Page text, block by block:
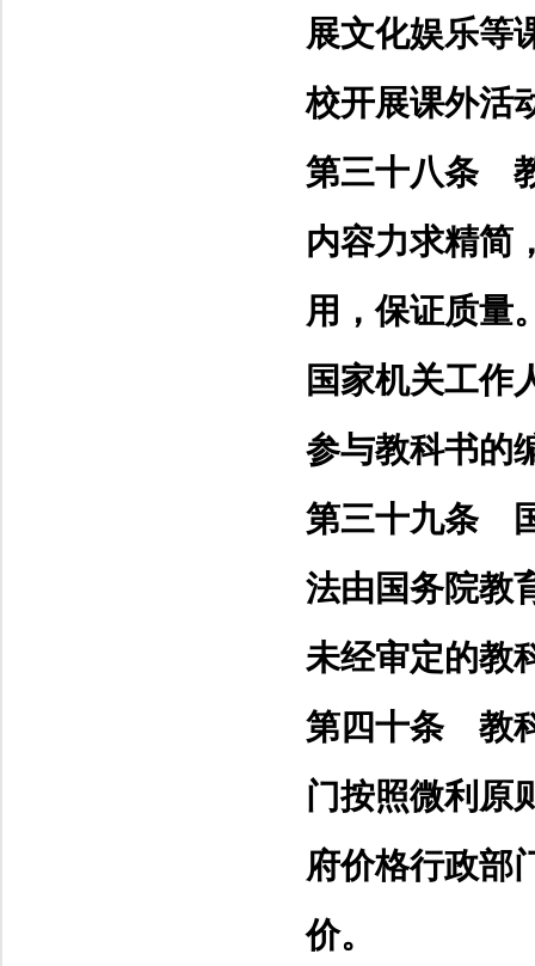
展文化娱乐等
校开展课外活
第三十八条
内容力求精简
用，保证质量
国家机关工作
参与教科书的
第三十九条
法由国务院教
未经审定的教
第四十条 教
门按照微利原
府价格行政部
价。